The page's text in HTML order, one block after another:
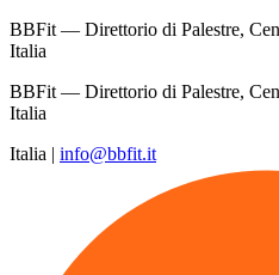
BBFit — Direttorio di Palestre,
Italia
BBFit — Direttorio di Palestre,
Italia
Italia | info@bbfit.it